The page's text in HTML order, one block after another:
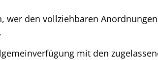
wer den vollziehbaren
mit den